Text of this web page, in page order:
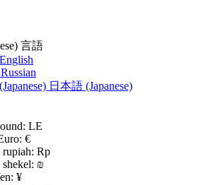
言語
English
Russian
日本語 (Japanese)
LE
€
rupiah: Rp
₪
¥